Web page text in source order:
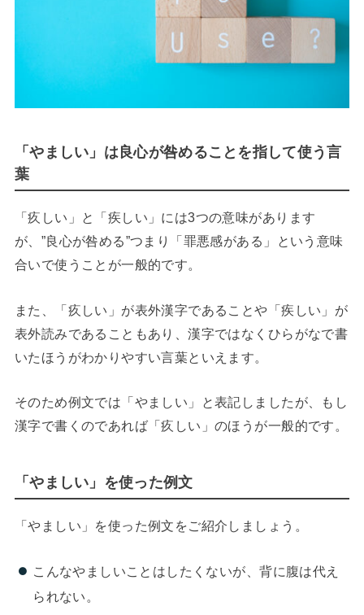
「やましい」は良心が咎めることを指して使う言
葉
「疚しい」と「疾しい」には3つの意味があります
が、”良心が咎める”つまり「罪悪感がある」という意味
合いで使うことが一般的です。
また、「疚しい」が表外漢字であることや「疾しい」が
表外読みであることもあり、漢字ではなくひらがなで書
いたほうがわかりやすい言葉といえます。
そのため例文では「やましい」と表記しましたが、もし
漢字で書くのであれば「疚しい」のほうが一般的です。
「やましい」を使った例文
「やましい」を使った例文をご紹介しましょう。
こんなやましいことはしたくないが、背に腹は代え
られない。